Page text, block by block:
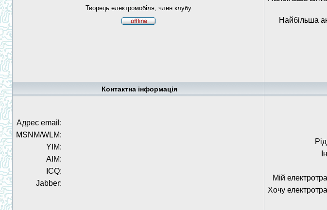
Творець електромобіля, член клубу
Найбільша
Контактна інформація
Адрес email:
MSNM/WLM:
YIM:
AIM:
ICQ:
Jabber:
Мій
Хочу